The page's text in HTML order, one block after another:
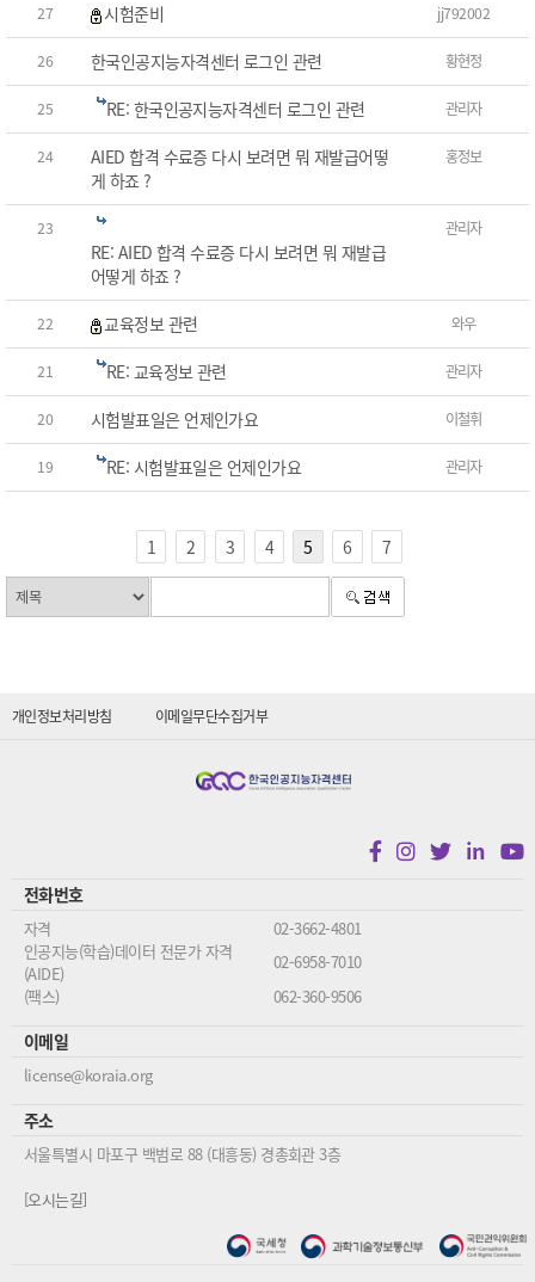
27 시험준비 jj792002
26 한국인공지능자격센터 로그인 관련 황현정
25 RE: 한국인공지능자격센터 로그인 관련 관리자
24
AIED 합격 수료증 다시 보려면 뭐 재발급어떻
게 하죠 ?
홍정보
23
RE: AIED 합격 수료증 다시 보려면 뭐 재발급
어떻게 하죠 ?
관리자
22 교육정보 관련 와우
21 RE: 교육정보 관련 관리자
20 시험발표일은 언제인가요 이철휘
19 RE: 시험발표일은 언제인가요 관리자
1 2 3 4 5 6 7
개인정보처리방침 이메일무단수집거부
in
전화번호
자격
02-3662-4801
인공지능(학습)데이터 전문가 자격
(AIDE)
02-6958-7010
(팩스)
062-360-9506
이메일
license@koraia.org
주소
서울특별시 마포구 백범로 88 (대흥동) 경총회관 3층
[오시는길]